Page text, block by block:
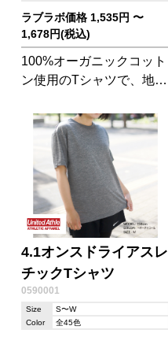
ラブラボ価格 1,535円 〜
1,678円(税込)
100%オーガニックコット
ン使用のTシャツで、地球
はじめませんか。
4.1オンスドライアスレ
チックTシャツ
0590001
Size
S〜W
Color
全45色